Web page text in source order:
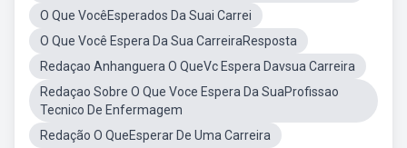
O Que VocêEsperados Da Suai Carrei
O Que Você Espera Da Sua CarreiraResposta
Redaçao Anhanguera O QueVc Espera Davsua Carreira
Redaçao Sobre O Que Voce Espera Da SuaProfissao
Tecnico De Enfermagem
Redação O QueEsperar De Uma Carreira